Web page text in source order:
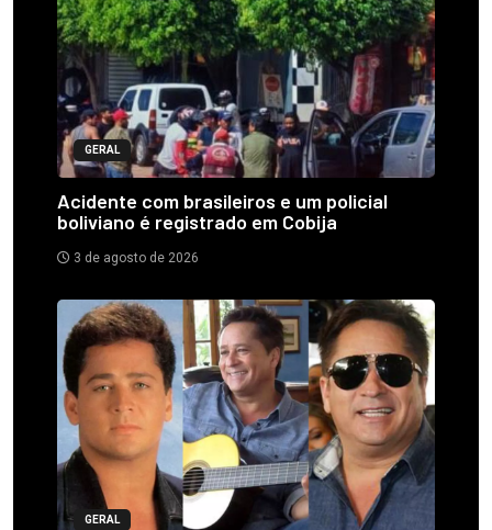
GERAL
Acidente com brasileiros e um policial
boliviano é registrado em Cobija
3 de agosto de 2026
GERAL